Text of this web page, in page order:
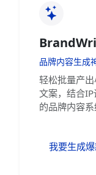
品牌内容生成
轻松批量产
文案，结合
的品牌内容系
我要生成